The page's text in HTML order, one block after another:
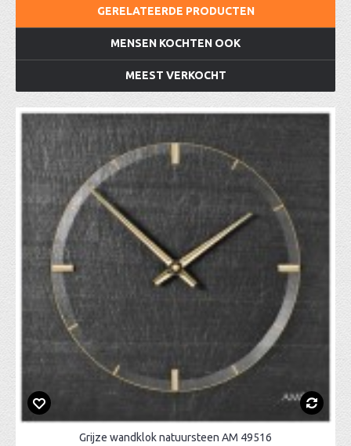
GERELATEERDE PRODUCTEN
MENSEN KOCHTEN OOK
MEEST VERKOCHT
Grijze wandklok natuursteen AM 49516